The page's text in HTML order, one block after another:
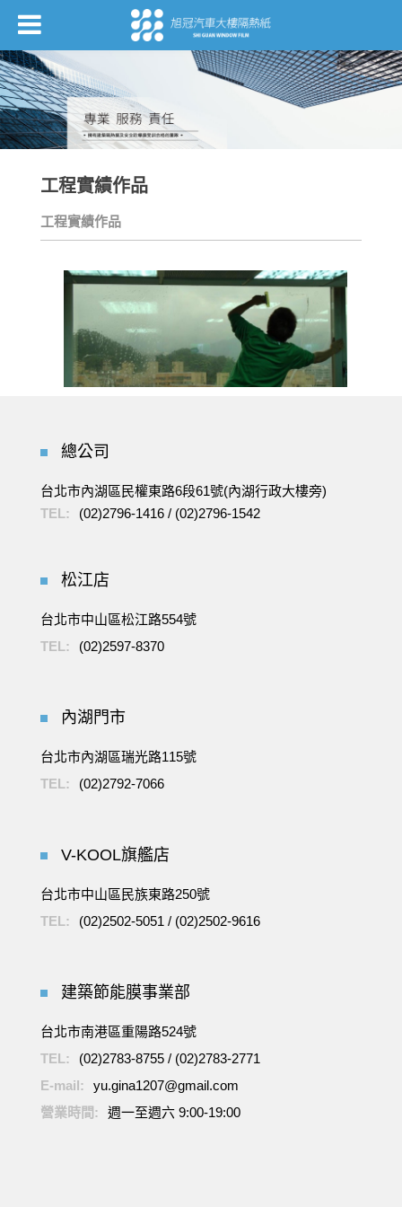
工程實績作品
工程實績作品
總公司
台北市內湖區民權東路6段61號(內湖行政大樓旁)
TEL:
(02)2796-1416/ (02)2796-1542
松江店
台北市中山區松江路554號
TEL:
(02)2597-8370
內湖門市
台北市內湖區瑞光路115號
TEL:
(02)2792-7066
V-KOOL旗艦店
台北市中山區民族東路250號
TEL:
(02)2502-5051 / (02)2502-9616
建築節能膜事業部
台北市南港區重陽路524號
TEL:
(02)2783-8755/ (02)2783-2771
E-mail:
yu.gina1207@gmail.com
營業時間:
週一至週六 9:00-19:00